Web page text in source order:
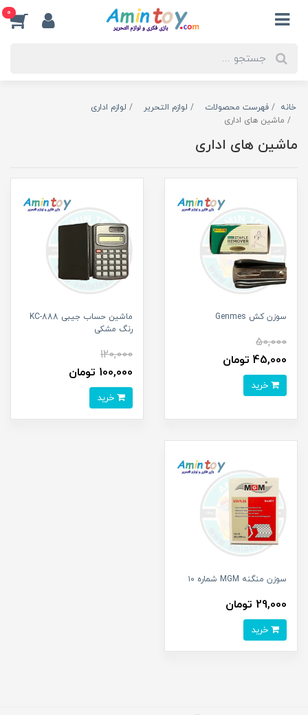
0
خانه فهرست محصولات لوازم التحریر
لوازم اداری
ماشین های اداری
ماشین های اداری
سوزن کش Genmes
50,000
45,000 تومان
ماشین حساب جیبی KC-888
رنگ مشکی
120,000
100,000 تومان
سوزن منگنه MGM شماره ۱۰
29,000 تومان